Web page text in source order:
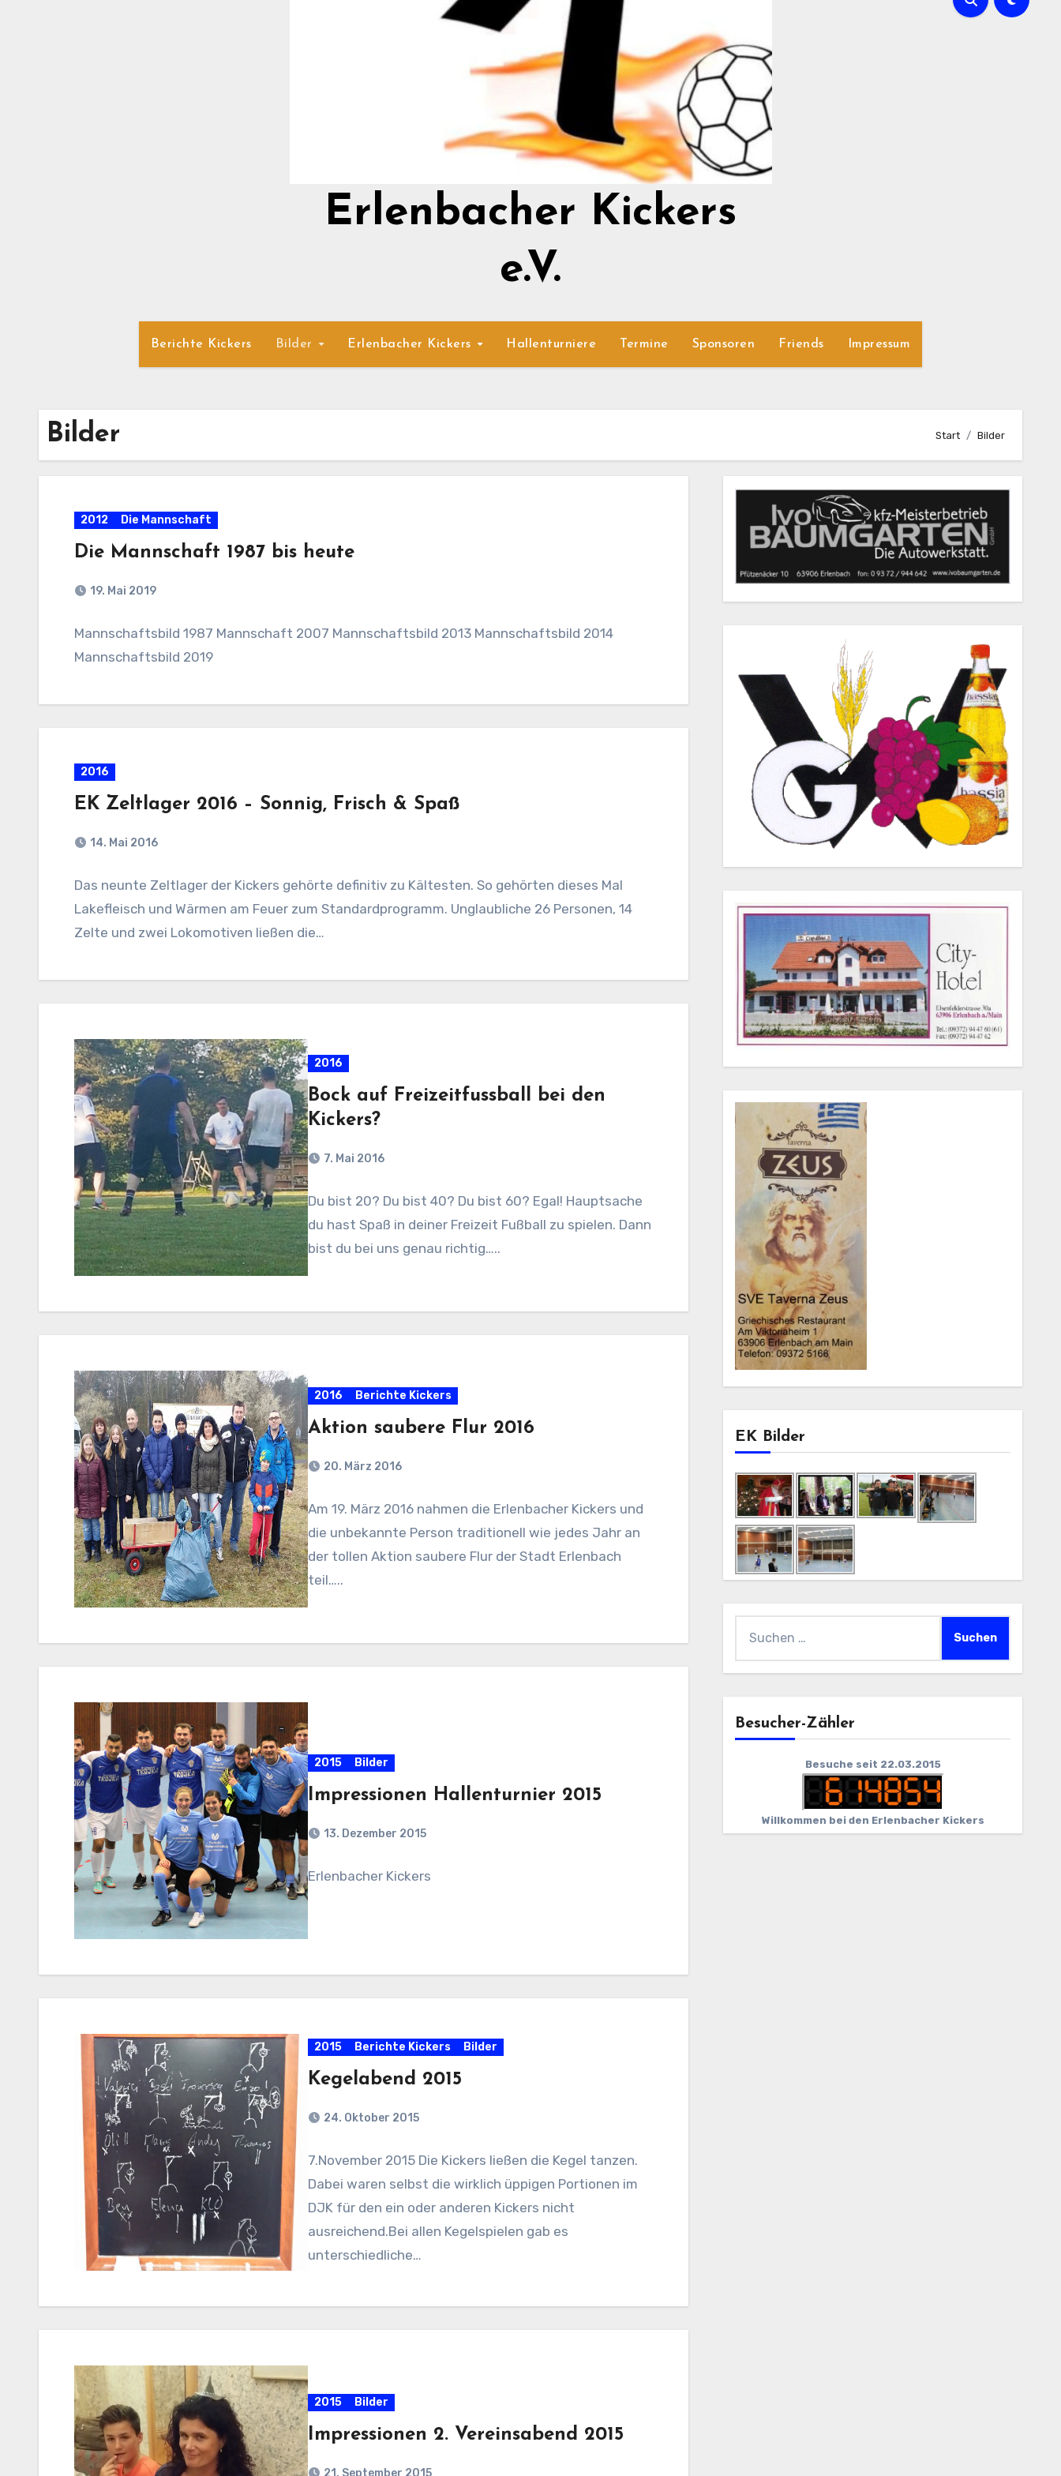
Erlenbacher Kickers
e.V.
Berichte Kickers Bilder Erlenbacher Kickers Hallenturniere Termine Sponsoren Friends Impressum
Bilder Start Bilder
2012 Die Mannschaft
Die Mannschaft 1987 bis heute
19. Mai 2019
Mannschaftsbild 1987 Mannschaft 2007 Mannschaftsbild 2013 Mannschaftsbild 2014
Mannschaftsbild 2019
2016
EK Zeltlager 2016 – Sonnig, Frisch & Spaß
14. Mai 2016
Das neunte Zeltlager der Kickers gehörte definitiv zu Kältesten. So gehörten dieses Mal
Lakefleisch und Wärmen am Feuer zum Standardprogramm. Unglaubliche 26 Personen, 14
Zelte und zwei Lokomotiven ließen die…
2016
Bock auf Freizeitfussball bei den
Kickers?
7. Mai 2016
Du bist 20? Du bist 40? Du bist 60? Egal! Hauptsache
du hast Spaß in deiner Freizeit Fußball zu spielen. Dann
bist du bei uns genau richtig…..
2016 Berichte Kickers
Aktion saubere Flur 2016
20. März 2016
Am 19. März 2016 nahmen die Erlenbacher Kickers und
die unbekannte Person traditionell wie jedes Jahr an
der tollen Aktion saubere Flur der Stadt Erlenbach
teil…..
2015 Bilder
Impressionen Hallenturnier 2015
13. Dezember 2015
Erlenbacher Kickers
2015 Berichte Kickers Bilder
Kegelabend 2015
24. Oktober 2015
7.November 2015 Die Kickers ließen die Kegel tanzen.
Dabei waren selbst die wirklich üppigen Portionen im
DJK für den ein oder anderen Kickers nicht
ausreichend.Bei allen Kegelspielen gab es
unterschiedliche…
2015 Bilder
Impressionen 2. Vereinsabend 2015
21. September 2015
EK Bilder
Besucher-Zähler
Besuche seit 22.03.2015
Willkommen bei den Erlenbacher Kickers